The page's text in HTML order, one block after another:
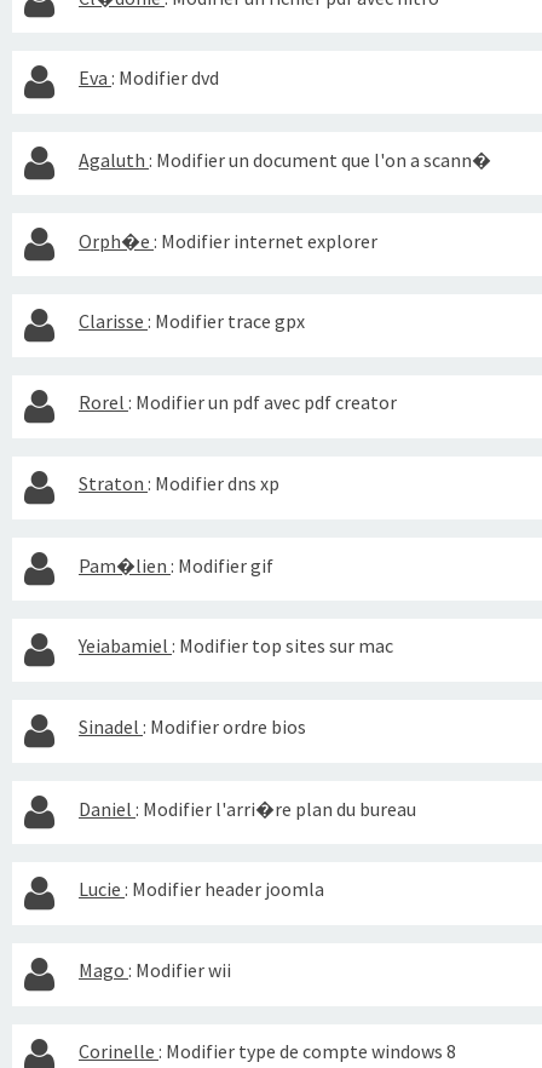
Eva : Modifier dvd
Agaluth : Modifier un document que l'on a scann�
Orph�e : Modifier internet explorer
Clarisse : Modifier trace gpx
Rorel : Modifier un pdf avec pdf creator
Straton : Modifier dns xp
Pam�lien : Modifier gif
Yeiabamiel : Modifier top sites sur mac
Sinadel : Modifier ordre bios
Daniel : Modifier l'arri�re plan du bureau
Lucie : Modifier header joomla
Mago : Modifier wii
Corinelle : Modifier type de compte windows 8